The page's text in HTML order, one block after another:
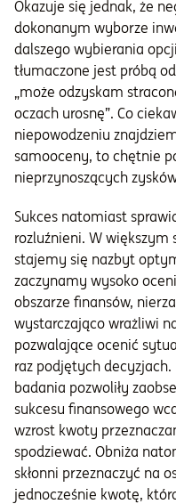
Okazuje się jednak, że
dokonanym wyborze
dalszego wybierania
tłumaczone jest próbą
„może odzyskam
oczach urosnę”. Co
niepowodzeniu
samooceny, to chętnie
nieprzynoszących
Sukces natomiast
rozluźnieni. W
stajemy się nazbyt
zaczynamy wysoko
obszarze finansów,
wystarczająco wrażliwi
pozwalające ocenić
raz podjętych
badania pozwoliły
sukcesu finansowego
wzrost kwoty
spodziewać. Obniża
skłonni przeznaczyć na
jednocześnie kwotę,